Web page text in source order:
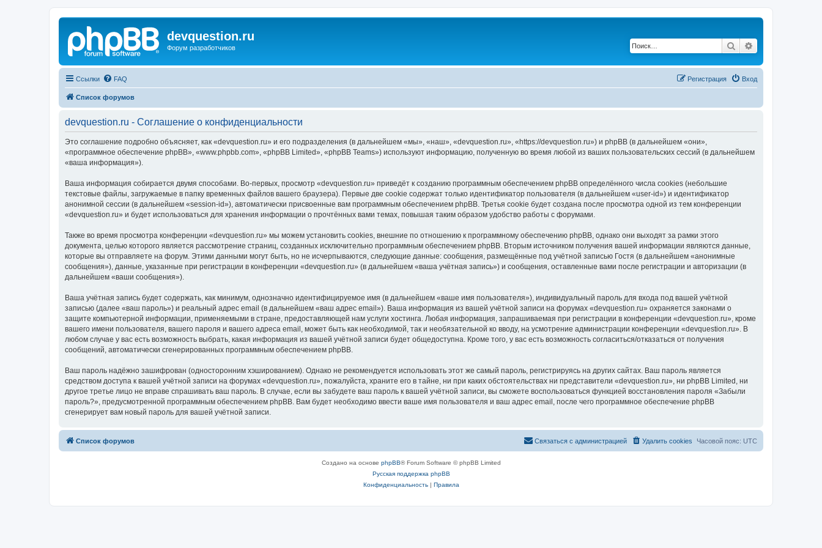
devquestion.ru
Форум разработчиков Поиск
Ссылки FAQ Вход
Регистрация
Список форумов
devquestion.ru - Соглашение о конфиденциальности
Это соглашение подробно объясняет, как «devquestion.ru» и его подразделения (в дальнейшем «мы», «наш», «devquestion.ru», «https://devquestion.ru») и phpBB (в дальнейшем «они»,
«программное обеспечение phpBB», «www.phpbb.com», «phpBB Limited», «phpBB Teams») используют информацию, полученную во время любой из ваших пользовательских сессий (в дальнейшем
«ваша информация»).
Ваша информация собирается двумя способами. Во-первых, просмотр «devquestion.ru» приведёт к созданию программным обеспечением phpBB определённого числа cookies (небольшие
текстовые файлы, загружаемые в папку временных файлов вашего браузера). Первые две cookie содержат только идентификатор пользователя (в дальнейшем «user-id») и идентификатор
анонимной сессии (в дальнейшем «session-id»), автоматически присвоенные вам программным обеспечением phpBB. Третья cookie будет создана после просмотра одной из тем конференции
«devquestion.ru» и будет использоваться для хранения информации о прочтённых вами темах, повышая таким образом удобство работы с форумами.
Также во время просмотра конференции «devquestion.ru» мы можем установить cookies, внешние по отношению к программному обеспечению phpBB, однако они выходят за рамки этого
документа, целью которого является рассмотрение страниц, созданных исключительно программным обеспечением phpBB. Вторым источником получения вашей информации являются данные,
которые вы отправляете на форум. Этими данными могут быть, но не исчерпываются, следующие данные: сообщения, размещённые под учётной записью Гостя (в дальнейшем «анонимные
сообщения»), данные, указанные при регистрации в конференции «devquestion.ru» (в дальнейшем «ваша учётная запись») и сообщения, оставленные вами после регистрации и авторизации (в
дальнейшем «ваши сообщения»).
Ваша учётная запись будет содержать, как минимум, однозначно идентифицируемое имя (в дальнейшем «ваше имя пользователя»), индивидуальный пароль для входа под вашей учётной
записью (далее «ваш пароль») и реальный адрес email (в дальнейшем «ваш адрес email»). Ваша информация из вашей учётной записи на форумах «devquestion.ru» охраняется законами о
защите компьютерной информации, применяемыми в стране, предоставляющей нам услуги хостинга. Любая информация, запрашиваемая при регистрации в конференции «devquestion.ru», кроме
вашего имени пользователя, вашего пароля и вашего адреса email, может быть как необходимой, так и необязательной ко вводу, на усмотрение администрации конференции «devquestion.ru». В
любом случае у вас есть возможность выбрать, какая информация из вашей учётной записи будет общедоступна. Кроме того, у вас есть возможность согласиться/отказаться от получения
сообщений, автоматически сгенерированных программным обеспечением phpBB.
Ваш пароль надёжно зашифрован (односторонним хэшированием). Однако не рекомендуется использовать этот же самый пароль, регистрируясь на других сайтах. Ваш пароль является
средством доступа к вашей учётной записи на форумах «devquestion.ru», пожалуйста, храните его в тайне, ни при каких обстоятельствах ни представители «devquestion.ru», ни phpBB Limited, ни
другое третье лицо не вправе спрашивать ваш пароль. В случае, если вы забудете ваш пароль к вашей учётной записи, вы сможете воспользоваться функцией восстановления пароля «Забыли
пароль?», предусмотренной программным обеспечением phpBB. Вам будет необходимо ввести ваше имя пользователя и ваш адрес email, после чего программное обеспечение phpBB
сгенерирует вам новый пароль для вашей учётной записи.
Список форумов Часовой пояс: UTC
Удалить cookies
Связаться с администрацией
Создано на основе phpBB® Forum Software © phpBB Limited
Русская поддержка phpBB
Конфиденциальность| Правила